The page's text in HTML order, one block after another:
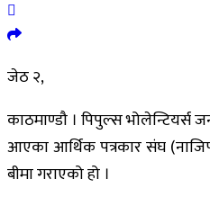
जेठ २,
काठमाण्डौ । पिपुल्स भोलेन्टियर्स
आएका आर्थिक पत्रकार संघ
बीमा गराएको हो ।